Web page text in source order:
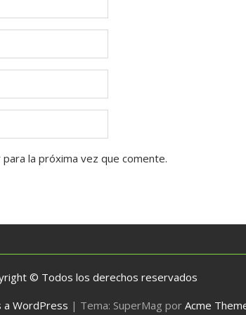
la próxima vez que comente.
© Todos los derechos reservados
a WordPress | Tema: SuperMag por Acme